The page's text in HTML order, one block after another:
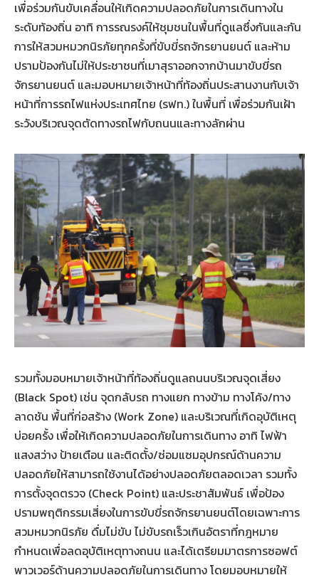
เพื่อร่วมกันขับเคลื่อนให้เกิดความปลอดภัยในการเดินทางใน
ระดับท้องถิ่น อาทิ การรณรงค์ให้ชุมชนในพื้นที่ดูแลซึ่งกันและกัน
การให้สวมหมวกนิรภัยทุกครั้งที่ขับขี่รถจักรยานยนต์ และห้าม
ปรามป้องกันไม่ให้ประชาชนที่เมาสุราออกจากบ้านมาขับขี่รถ
จักรยานยนต์ และมอบหมายเจ้าหน้าที่ท้องถิ่นประสานงานกับเจ้า
หน้าที่การรถไฟแห่งประเทศไทย (รฟท.) ในพื้นที่ เพื่อร่วมกันเฝ้า
ระวังบริเวณจุดตัดทางรถไฟกับถนนและทางลักผ่าน
รวมทั้งมอบหมายเจ้าหน้าที่ท้องถิ่นดูแลถนนบริเวณจุดเสี่ยง
(Black Spot) เช่น จุดกลับรถ ทางแยก ทางข้าม ทางโค้ง/ทาง
ลาดชัน พื้นที่ก่อสร้าง (Work Zone) และบริเวณที่เกิดอุบัติเหตุ
บ่อยครั้ง เพื่อให้เกิดความปลอดภัยในการเดินทาง อาทิ ไฟฟ้า
แสงสว่าง ป้ายเตือน และติดตั้ง/ซ่อมแซมอุปกรณ์ด้านความ
ปลอดภัยให้สามารถใช้งานได้อย่างปลอดภัยตลอดเวลา รวมทั้ง
การตั้งจุดตรวจ (Check Point) และประชาสัมพันธ์ เพื่อป้อง
ปรามพฤติกรรมเสี่ยงในการขับขี่รถจักรยานยนต์โดยเฉพาะการ
สวมหมวกนิรภัย ดื่มไม่ขับ ไม่ขับรถเร็วเกินอัตราที่กฎหมาย
กำหนดเพื่อลดอุบัติเหตุทางถนน และได้เตรียมมาตรการซอฟต์
พาวเวอร์ด้านความปลอดภัยในการเดินทาง โดยมอบหมายให้